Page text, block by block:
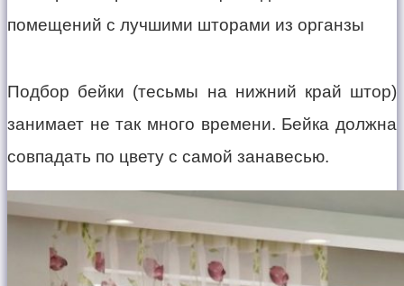
Подбор бейки (тесьмы на нижний край штор)
занимает не так много времени. Бейка должна
совпадать по цвету с самой занавесью.